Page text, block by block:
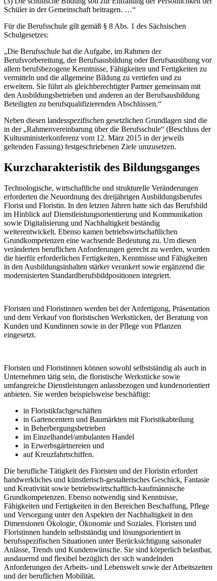
Schüler in der Gemeinschaft beitragen. …“
Für die Berufsschule gilt gemäß § 8 Abs. 1 des Sächsischen
Schulgesetzes:
„Die Berufsschule hat die Aufgabe, im Rahmen der
Berufsvorbereitung, der Berufsausbildung oder Berufsausübung vor
allem berufsbezogene Kenntnisse, Fähigkeiten und Fertigkeiten zu
vermitteln und die allgemeine Bildung zu vertiefen und zu
erweitern. Sie führt als gleichberechtigter Partner gemeinsam mit
den Ausbildungsbetrieben und anderen an der Berufsausbildung
Beteiligten zu berufsqualifizierenden Abschlüssen.“
Neben diesen landesspezifischen gesetzlichen Grundlagen sind die
in der „Rahmenvereinbarung über die Berufsschule“ (Beschluss der
Kultusministerkonferenz vom 12. März 2015 in der jeweils
geltenden Fassung) festgeschriebenen Ziele umzusetzen.
Kurzcharakteristik des Bildungsganges
Technologische, wirtschaftliche und strukturelle Veränderungen
erforderten die Neuordnung des dreijährigen Ausbildungsberufes
Florist und Floristin. In den letzten Jahren hatte sich das Berufsbild
im Hinblick auf Dienstleistungsorientierung und Kommunikation
sowie Digitalisierung und Nachhaltigkeit beständig
weiterentwickelt. Ebenso kamen betriebswirtschaftlichen
Grundkompetenzen eine wachsende Bedeutung zu. Um diesen
veränderten beruflichen Anforderungen gerecht zu werden, wurden
die hierfür erforderlichen Fertigkeiten, Kenntnisse und Fähigkeiten
in den Ausbildungsinhalten stärker verankert sowie ergänzend die
modernisierten Standardberufsbildpositionen integriert.
Floristen und Floristinnen werden bei der Anfertigung, Präsentation
und dem Verkauf von floristischen Werkstücken, der Beratung von
Kunden und Kundinnen sowie in der Pflege von Pflanzen
eingesetzt.
Floristen und Floristinnen können sowohl selbstständig als auch in
Unternehmen tätig sein, die floristische Werkstücke sowie
umfangreiche Dienstleistungen anlassbezogen und kundenorientiert
anbieten. Sie werden beispielsweise beschäftigt:
in Floristikfachgeschäften
in Gartencentern und Baumärkten mit Floristikabteilung
in Beherbergungsbetrieben
im Einzelhandel/ambulanten Handel
in Erwerbsgärtnereien und
auf Kreuzfahrtschiffen.
Die berufliche Tätigkeit des Floristen und der Floristin erfordert
handwerkliches und künstlerisch-gestalterisches Geschick, Fantasie
und Kreativität sowie betriebswirtschaftlich-kaufmännische
Grundkompetenzen. Ebenso notwendig sind Kenntnisse,
Fähigkeiten und Fertigkeiten in den Bereichen Beschaffung, Pflege
und Versorgung unter den Aspekten der Nachhaltigkeit in den
Dimensionen Ökologie, Ökonomie und Soziales. Floristen und
Floristinnen handeln selbstständig und lösungsorientiert in
berufsspezifischen Situationen unter Berücksichtigung saisonaler
Anlässe, Trends und Kundenwünsche. Sie sind körperlich belastbar,
ausdauernd und flexibel bezüglich der sich wandelnden
Anforderungen der Arbeits- und Lebenswelt sowie der Arbeitszeiten
und der beruflichen Mobilität.